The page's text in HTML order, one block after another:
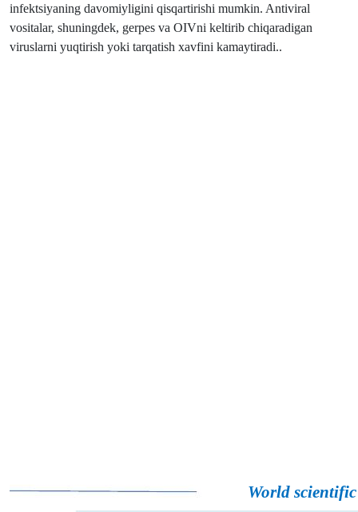
infektsiyaning davomiyligini qisqartirishi mumkin. Antiviral
vositalar, shuningdek, gerpes va OIVni keltirib chiqaradigan
viruslarni yuqtirish yoki tarqatish xavfini kamaytiradi..
World